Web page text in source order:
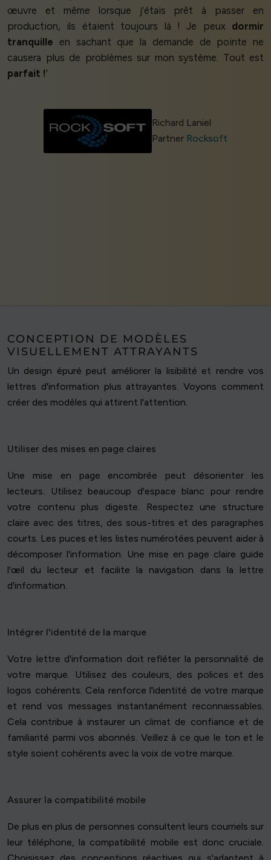
œuvre et même lorsque j'étais prêt à passer en
production, ils étaient toujours là ! Je peux dormir
tranquille en sachant que la demande de pointe ne
causera plus de problèmes sur mon système. Tout est
parfait !’
Richard Laniel
Partner Rocksoft
CONCEPTION DE MODÈLES
VISUELLEMENT ATTRAYANTS
Un design épuré peut améliorer la lisibilité et rendre vos
lettres d'information plus attrayantes. Voyons comment
créer des modèles qui attirent l'attention.
Utiliser des mises en page claires
Une mise en page encombrée peut désorienter les
lecteurs. Utilisez beaucoup d'espace blanc pour rendre
votre contenu plus digeste. Respectez une structure
claire avec des titres, des sous-titres et des paragraphes
courts. Les puces et les listes numérotées peuvent aider à
décomposer l'information. Une mise en page claire guide
l'œil du lecteur et facilite la navigation dans la lettre
d'information.
Intégrer l'identité de la marque
Votre lettre d'information doit refléter la personnalité de
votre marque. Utilisez des couleurs, des polices et des
logos cohérents. Cela renforce l'identité de votre marque
et rend vos messages instantanément reconnaissables.
Cela contribue à instaurer un climat de confiance et de
familiarité parmi vos abonnés. Veillez à ce que le ton et le
style soient cohérents avec la voix de votre marque.
Assurer la compatibilité mobile
De plus en plus de personnes consultent leurs courriels sur
leur téléphone, la compatibilité mobile est donc cruciale.